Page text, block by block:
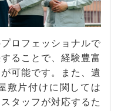
ロフェッショナルで
ることで、経験豊富
可能です。また、遺
敷片付けに関しては
タッフが対応するた